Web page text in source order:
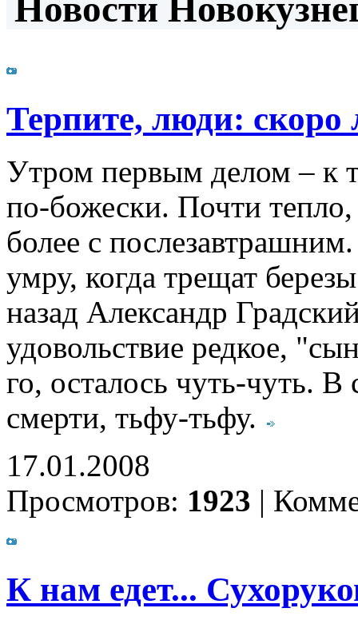
Новости
Терпите, люди: скоро
Утром первым делом – к
по-божески. Почти
более с
умру, когда трещат
назад Александр
удовольствие редкое,
го, осталось чуть-чуть.
смерти, тьфу-тьфу.
17.01.2008
Просмотров: 1923 |
К нам едет...